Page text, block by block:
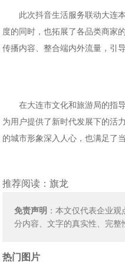
此次抖音生活服务联动大连
度的同时，也拓展了各品类商家
传播内容、整合端内外流量，引
在大连市文化和旅游局的指
为用户提供了新时代发展下的活
的城市形象深入人心，也满足了
推荐阅读：旗龙
免责声明 ：本文仅代表企业
分内容、文字的真实性、完
热门图片